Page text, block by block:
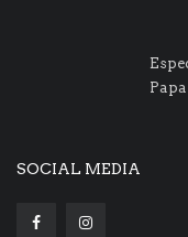
SOCIAL MEDIA